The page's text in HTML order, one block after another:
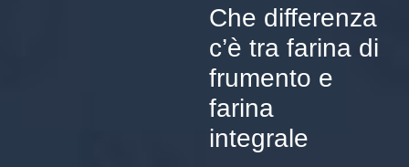
Che differenza
c’è tra farina di
frumento e
farina
integrale